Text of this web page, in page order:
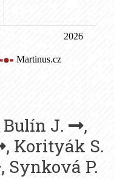
Bulín J.
,
, Korityák S.
, Synková P.